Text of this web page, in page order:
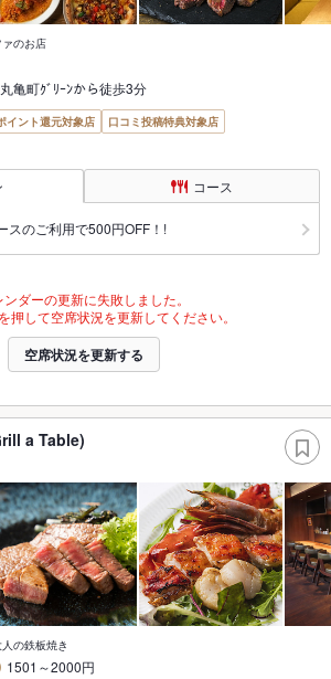
のお店
亀町ｸﾞﾘｰﾝから徒歩3分
イント還元対象店
口コミ投稿特典対象店
コース
スのご利用で500円OFF！!
ンダーの更新に失敗しました。
押して空席状況を更新してください。
空席状況を更新する
a Table)
の鉄板焼き
1501～2000円